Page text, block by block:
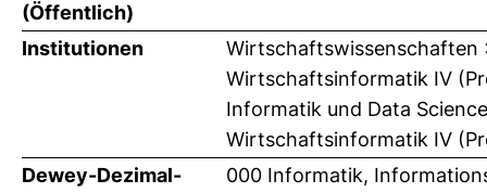
(Öffentlich)
Institutionen
Wirtschaftsinformatik IV
Informatik und Data
Wirtschaftsinformatik IV
Dewey-Dezimal-
000 Informatik,